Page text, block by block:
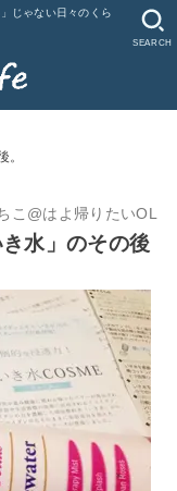
じゃない日々のくら
SEARCH
。
こ@はよ帰りたいOL
水」のその後